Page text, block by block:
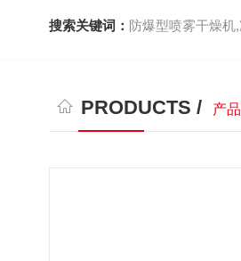
搜索关键词： 防爆型喷雾干燥
PRODUCTS / 产